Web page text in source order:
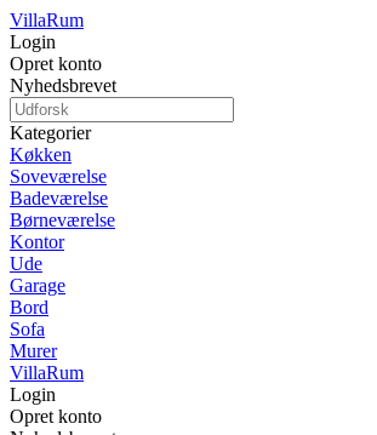
VillaRum
Login
Opret konto
Nyhedsbrevet
Kategorier
Køkken
Soveværelse
Badeværelse
Børneværelse
Kontor
Ude
Garage
Bord
Sofa
Murer
VillaRum
Login
Opret konto